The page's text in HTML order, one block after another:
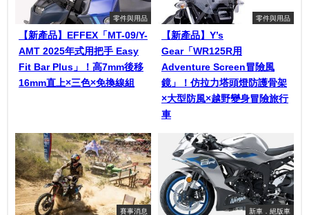
零件與用品
【新產品】EFFEX「MT-09/Y-
AMT 2025年式用把手 Easy
Fit Bar Plus」！高7mm後移
16mm直上×三色×免換線組
零件與用品
【新產品】Y’s
Gear「WR125R用
Adventure Screen冒險風
鏡」！仿拉力塔頭燈防護骨架
×大型防風×越野變身冒險旅行
車
賽事消息 新車．絕版車